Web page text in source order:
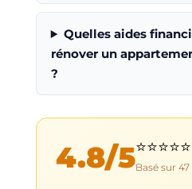
Quelles aides
rénover un
?
4.8/5⭐⭐⭐⭐⭐
Basé sur 47